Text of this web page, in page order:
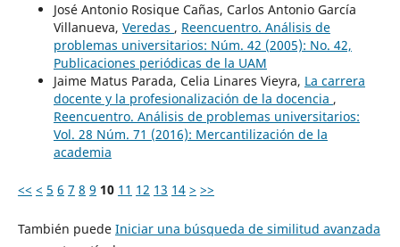
José Antonio Rosique Cañas, Carlos Antonio García
Villanueva, Veredas , Reencuentro. Análisis de
problemas universitarios: Núm. 42 (2005): No. 42,
Publicaciones periódicas de la UAM
Jaime Matus Parada, Celia Linares Vieyra, La carrera
docente y la profesionalización de la docencia ,
Reencuentro. Análisis de problemas universitarios:
Vol. 28 Núm. 71 (2016): Mercantilización de la
academia
<< < 5 6 7 8 9 10 11 12 13 14 > >>
También puede Iniciar una búsqueda de similitud avanzada